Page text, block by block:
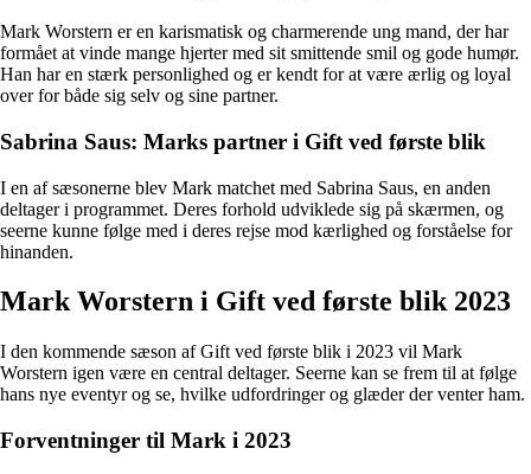
Mark Worstern er en karismatisk og charmerende ung mand, der har
formået at vinde mange hjerter med sit smittende smil og gode humør.
Han har en stærk personlighed og er kendt for at være ærlig og loyal
over for både sig selv og sine partner.
Sabrina Saus: Marks partner i Gift ved første blik
I en af sæsonerne blev Mark matchet med Sabrina Saus, en anden
deltager i programmet. Deres forhold udviklede sig på skærmen, og
seerne kunne følge med i deres rejse mod kærlighed og forståelse for
hinanden.
Mark Worstern i Gift ved første blik 2023
I den kommende sæson af Gift ved første blik i 2023 vil Mark
Worstern igen være en central deltager. Seerne kan se frem til at følge
hans nye eventyr og se, hvilke udfordringer og glæder der venter ham.
Forventninger til Mark i 2023